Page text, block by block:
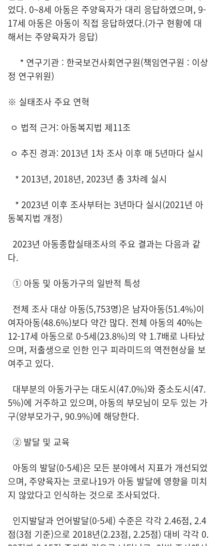
었다. 0~8세 아동은 주양육자가 대리 응답하였으며, 9-
17세 아동은 아동이 직접 응답하였다.(가구 현황에 대
해서는 주양육자가 응답)
* 연구기관 : 한국보건사회연구원(책임연구원 : 이상
정 연구위원)
※ 실태조사 주요 연혁
ㅇ 법적 근거: 아동복지법 제11조
ㅇ 추진 경과: 2013년 1차 조사 이후 매 5년마다 실시
* 2013년, 2018년, 2023년 총 3차례 실시
* 2023년 이후 조사부터는 3년마다 실시(2021년 아
동복지법 개정)
2023년 아동종합실태조사의 주요 결과는 다음과 같
다.
① 아동 및 아동가구의 일반적 특성
전체 조사 대상 아동(5,753명)은 남자아동(51.4%)이
여자아동(48.6%)보다 약간 많다. 전체 아동의 40%는
12-17세 아동으로 0-5세(23.8%)의 약 1.7배로 나타났
으며, 저출생으로 인한 인구 피라미드의 역전현상을 보
여주고 있다.
대부분의 아동가구는 대도시(47.0%)와 중소도시(47.
5%)에 거주하고 있으며, 아동의 부모님이 모두 있는 가
구(양부모가구, 90.9%)에 해당한다.
② 발달 및 교육
아동의 발달(0-5세)은 모든 분야에서 지표가 개선되었
으며, 주양육자는 코로나19가 아동 발달에 영향을 미치
지 않았다고 인식하는 것으로 조사되었다.
인지발달과 언어발달(0-5세) 수준은 각각 2.46점, 2.4
점(3점 기준)으로 2018년(2.23점, 2.25점) 대비 각각 0.